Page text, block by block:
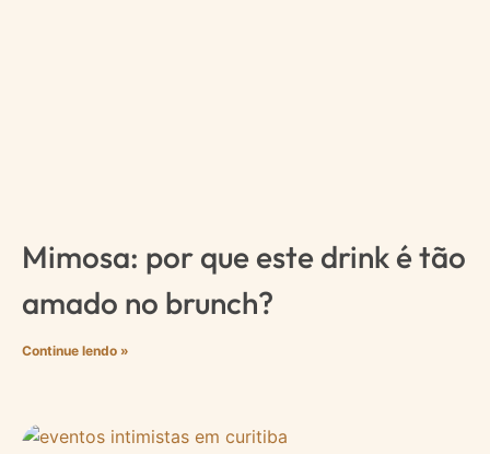
Mimosa: por que este drink é tão
amado no brunch?
Continue lendo »